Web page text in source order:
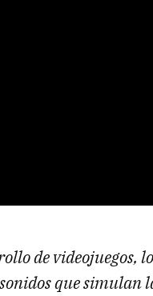
de videojuegos,
que simulan